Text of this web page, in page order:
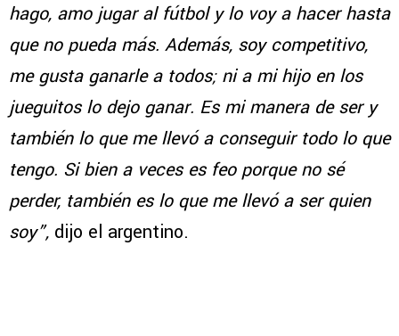
hago, amo jugar al fútbol y lo voy a hacer hasta
que no pueda más. Además, soy competitivo,
me gusta ganarle a todos; ni a mi hijo en los
jueguitos lo dejo ganar. Es mi manera de ser y
también lo que me llevó a conseguir todo lo que
tengo. Si bien a veces es feo porque no sé
perder, también es lo que me llevó a ser quien
soy”, dijo el argentino.